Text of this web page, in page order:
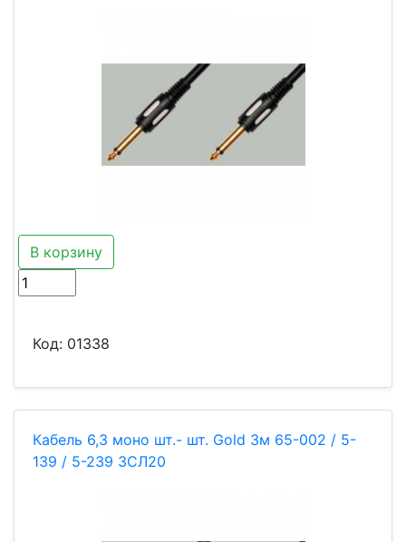
В корзину
Код: 01338
Кабель 6,3 моно шт.- шт. Gold 3м 65-002 / 5-
139 / 5-239 ЗСЛ20